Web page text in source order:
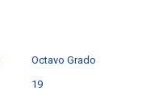
Octavo Grado
19